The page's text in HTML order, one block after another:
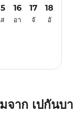
ส
16
อา
17
จั
18
อั
จาก เปกันบา